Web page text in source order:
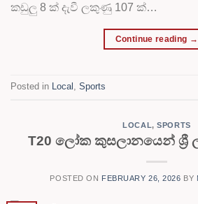
කඩුලු 8 ක් දැවී ලකුණු 107 ක්…
Continue reading →
Posted in Local Sports
LOCAL,SPORTS
T20 ලෝක කුසලානයෙන් ශ්‍රී
POSTED ON FEBRUARY 26, 2026 BY